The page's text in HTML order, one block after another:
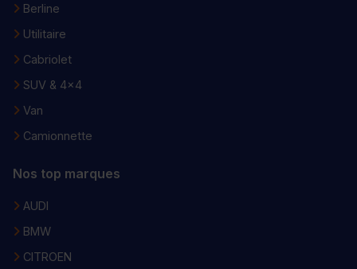
Berline
Utilitaire
Cabriolet
SUV & 4x4
Van
Camionnette
Nos top marques
AUDI
BMW
CITROEN